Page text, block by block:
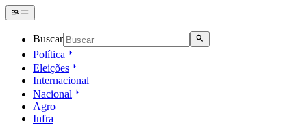
Buscar
Política
Eleições
Internacional
Nacional
Agro
Infra